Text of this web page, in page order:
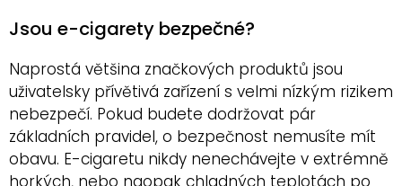
Jsou e-cigarety bezpečné?
Naprostá většina značkových produktů jsou
uživatelsky přívětivá zařízení s velmi nízkým rizikem
nebezpečí. Pokud budete dodržovat pár
základních pravidel, o bezpečnost nemusíte mít
obavu. E-cigaretu nikdy nenechávejte v extrémně
horkých, nebo naopak chladných teplotách po